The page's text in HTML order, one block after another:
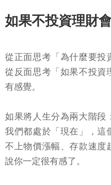
如果不投資理財
從正面思考「為什麼要投
從反面思考「如果不投資
有感覺。
如果將人生分為兩大階段
我們都處於「現在」，這
不上物價漲幅、存款速度
說你一定很有感了。